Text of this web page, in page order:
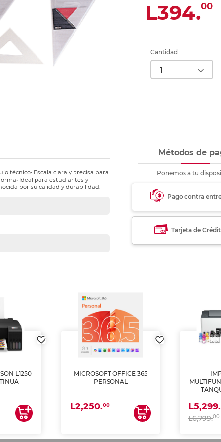
Ver más Ver
Ver
y láser
carpeta
Ver
Ver más Ver
L394.00
Cantidad
técnico• Escala clara y precisa para
Ideal para estudiantes y
por su calidad y durabilidad.
Métodos de
Ponemos a tu
Pago contra
Tarjeta de
L1250
MICROSOFT OFFICE 365
PERSONAL
L2,250.00 L5,299.
L6,799.00